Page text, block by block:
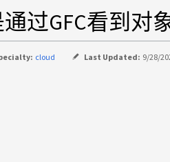
过GFC看到对象
cloud Last Updated: 9/28/